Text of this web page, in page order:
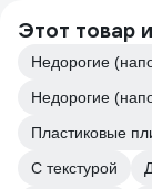
Этот товар
Недорогие
Недорогие
Пластиковые
С текстурой